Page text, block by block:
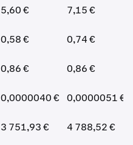
5,60 € 7,15 €
0,58 € 0,74 €
0,86 € 0,86 €
0,0000040 € 0,0000051 €
3 751,93 € 4 788,52 €